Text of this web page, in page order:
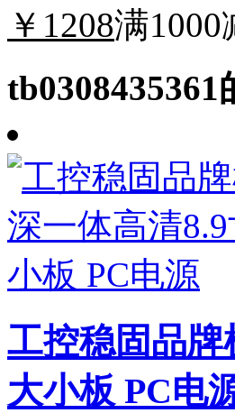
￥1208满1000
tb0308435361
工控稳固品牌
大小板 PC电